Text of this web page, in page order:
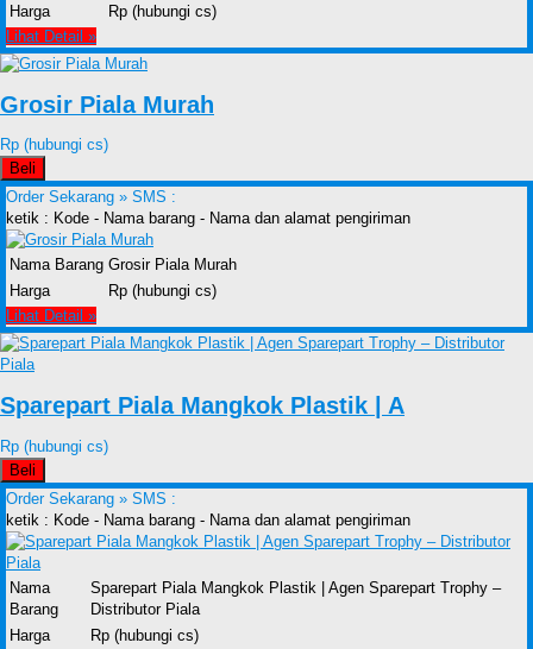
Harga
Rp (hubungi cs)
Lihat Detail »
Grosir Piala Murah
Rp (hubungi cs)
Beli
Order Sekarang » SMS :
ketik : Kode - Nama barang - Nama dan alamat pengiriman
Nama Barang Grosir Piala Murah
Harga
Rp (hubungi cs)
Lihat Detail »
Sparepart Piala Mangkok Plastik | A
Rp (hubungi cs)
Beli
Order Sekarang » SMS :
ketik : Kode - Nama barang - Nama dan alamat pengiriman
Nama
Barang
Sparepart Piala Mangkok Plastik | Agen Sparepart Trophy –
Distributor Piala
Harga
Rp (hubungi cs)